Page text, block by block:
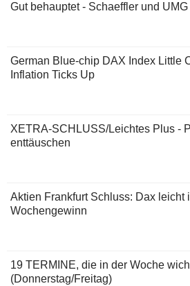
Gut behauptet - Schaeffler und
German Blue-chip DAX Index Little
Inflation Ticks Up
XETRA-SCHLUSS/Leichtes Plus -
enttäuschen
Aktien Frankfurt Schluss: Dax leicht
Wochengewinn
19 TERMINE, die in der Woche
(Donnerstag/Freitag)